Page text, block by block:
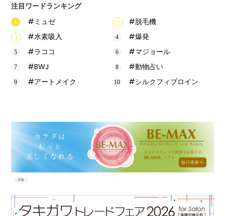
注目ワードランキング
#ミュゼ
#脱毛機
#水素吸入
#爆発
#ラココ
#マジョール
#BWJ
#動物占い
#アートメイク
#シルクフィブロイン
PR